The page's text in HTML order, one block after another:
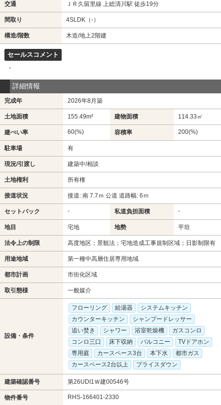
交通 ＪＲ久留里線 上総清川駅 徒歩19分
間取り 4SLDK（-）
構造/階数 木造/地上2階建
セールスコメント
-
詳細情報
完成年 2026年8月築
土地面積 155.49m² 建物面積 114.33㎡
建ぺい率 60(%) 容積率 200(%)
駐車場 有
現況/引渡し 建築中/相談
土地権利 所有権
接道状況 接道: 南 7.7ｍ 公道 道路幅: 6ｍ
セットバック - 私道負担面積 -
地目 宅地 地勢 平坦
法令上の制限 高度地区；景観法；宅地造成工事規制区域；日影制限有
用途地域 第一種中高層住居専用地域
都市計画 市街化区域
取引態様 一般媒介
設備・条件
フローリング 給湯器
システムキッチン
カウンターキッチン
シャンプードレッサー
追い焚き
シャワー 浴室乾燥機
ガスコンロ
コンロ三口
床下収納 バルコニー
TVドアホン
専用庭
カースペース3台 本下水
都市ガス
カースペース2台以上
プライスダウン
建築確認番号 第26UDI1Ｗ建00546号
物件番号 RHS-166401-2330